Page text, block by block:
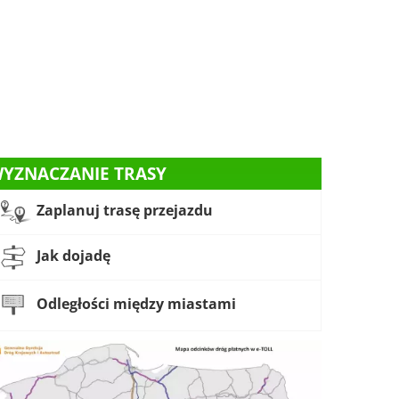
TRASY
Zaplanuj trasę przejazdu
Jak dojadę
Odległości między miastami